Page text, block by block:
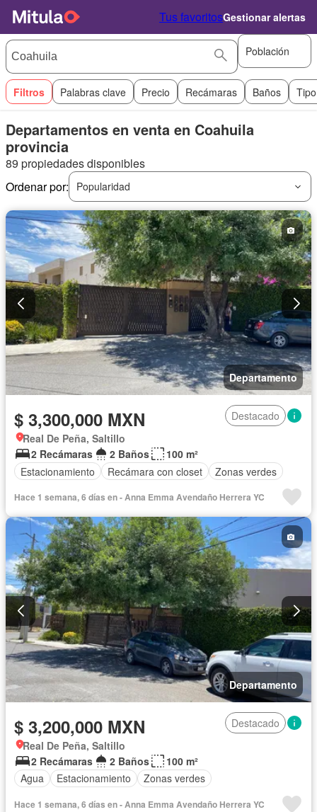
Tus favoritosGestionar alertas
Población
Filtros Palabras clave Precio Recámaras Baños
Departamentos en venta en Coahuila
provincia
89 propiedades disponibles
Ordenar por:
Popularidad
Departamento
$ 3,300,000 MXN
Destacado
Real De Peña, Saltillo
2 Recámaras
2 Baños
100 m²
Estacionamiento
Recámara con closet Zonas verdes
Hace 1 semana, 6 días en - Anna Emma Avendaño Herrera YC
Departamento
$ 3,200,000 MXN
Destacado
Real De Peña, Saltillo
2 Recámaras
2 Baños
100 m²
Agua
Estacionamiento Zonas verdes
Hace 1 semana, 6 días en - Anna Emma Avendaño Herrera YC